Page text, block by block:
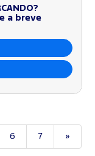
a breve
6 7 »